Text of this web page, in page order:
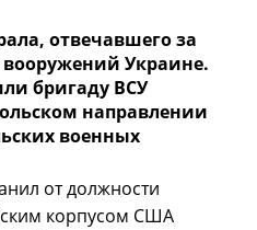
отвечавшего за
Украине.
бригаду ВСУ
направлении
военных
от должности
корпусом США